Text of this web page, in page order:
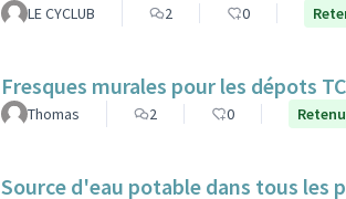
LE CYCLUB 2 0
Fresques murales pour les dépots
Thomas 2 0
Source d'eau potable dans tous les